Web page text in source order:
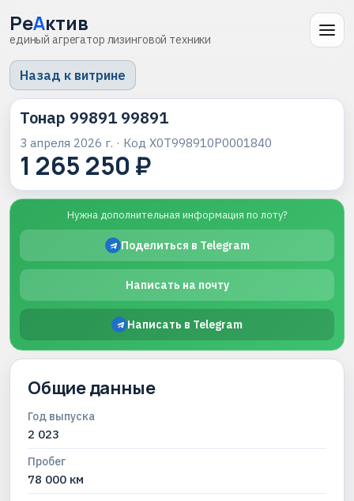
РеАктив
единый агрегатор лизинговой техники
Назад к витрине
Тонар 99891 99891
3 апреля 2026 г. · Код X0T998910P0001840
1 265 250 ₽
Нужна дополнительная информация по лоту?
Поделиться в Telegram
Написать на почту
Написать в Telegram
Общие данные
Год выпуска
2 023
Пробег
78 000 км